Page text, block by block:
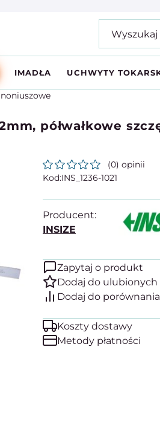
IMADŁA UCHWYTY
półwałkowe
(0) opinii
INS_1236-1021
Producent:
INSIZE
Zapytaj o produkt
Koszty dostawy
Metody płatności